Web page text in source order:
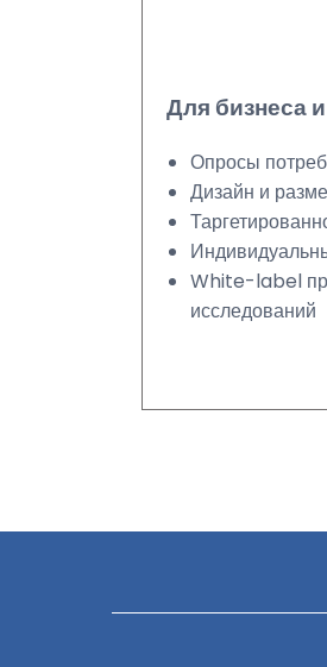
Для бизнеса
Опросы
Дизайн и
White-label
исследований